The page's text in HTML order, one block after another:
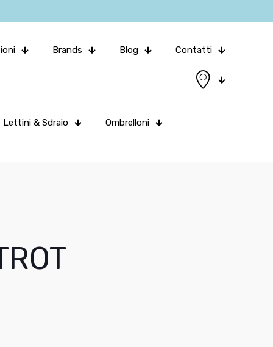
Brands Blog Contatti
Lettini & Sdraio Ombrelloni